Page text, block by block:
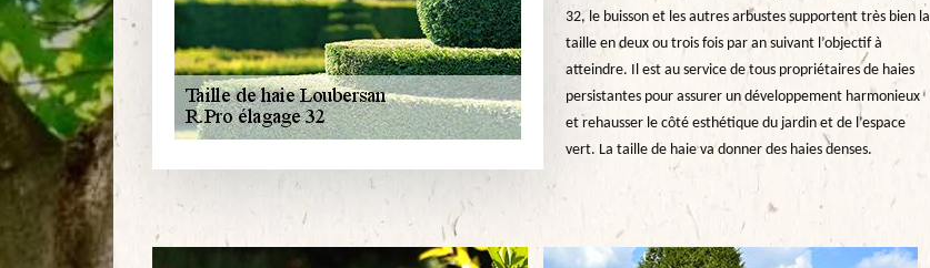
32, le buisson et les autres arbustes supportent très bien la
taille en deux ou trois fois par an suivant l’objectif à
atteindre. Il est au service de tous propriétaires de haies
persistantes pour assurer un développement harmonieux
et rehausser le côté esthétique du jardin et de l’espace
vert. La taille de haie va donner des haies denses.